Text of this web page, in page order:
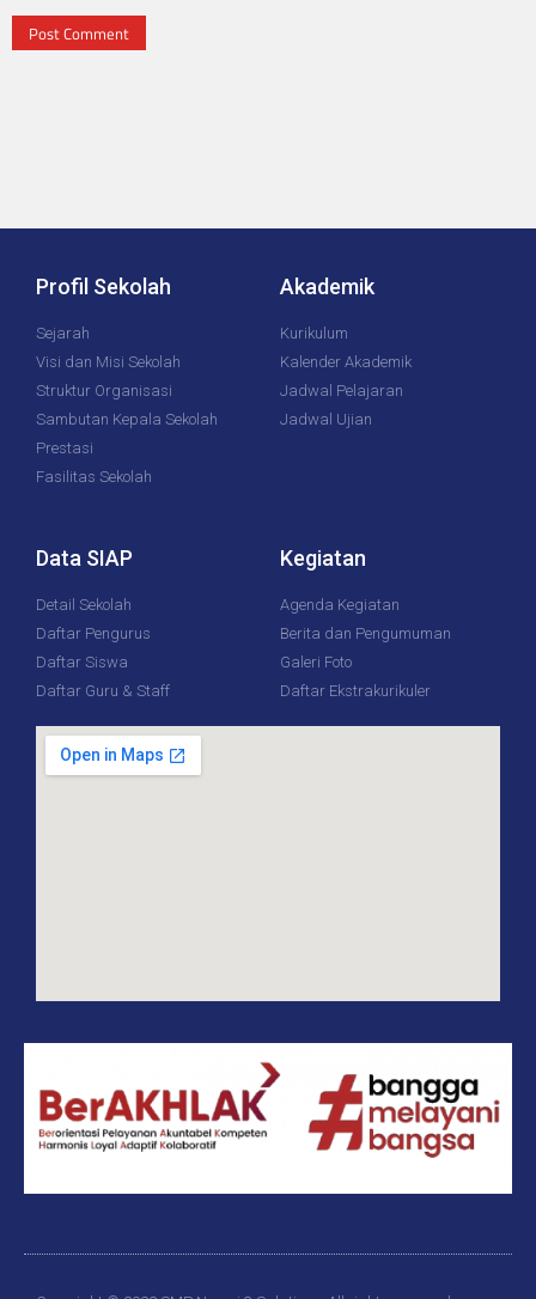
Profil Sekolah
Sejarah
Visi dan Misi Sekolah
Struktur Organisasi
Sambutan Kepala Sekolah
Prestasi
Fasilitas Sekolah
Akademik
Kurikulum
Kalender Akademik
Jadwal Pelajaran
Jadwal Ujian
Data SIAP
Detail Sekolah
Daftar Pengurus
Daftar Siswa
Daftar Guru & Staff
Kegiatan
Agenda Kegiatan
Berita dan Pengumuman
Galeri Foto
Daftar Ekstrakurikuler